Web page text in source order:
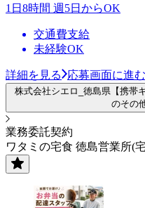
1日8時間 週5日からOK
交通費支給
未経験OK
詳細を見る 応募画面に進む
株式会社シエロ_徳島県【携帯
のその
業務委託契約
ワタミの宅食 徳島営業所(